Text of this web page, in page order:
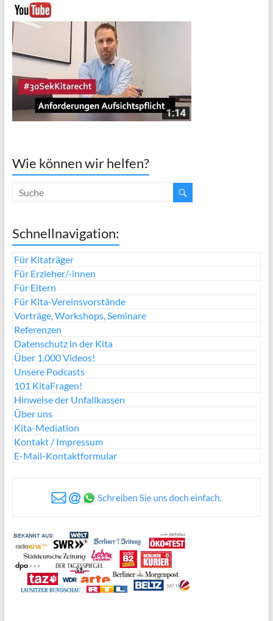
Wie können wir helfen?
Schnellnavigation:
Für Kitaträger
Für Erzieher/-innen
Für Eltern
Für Kita-Vereinsvorstände
Vorträge, Workshops, Seminare
Referenzen
Datenschutz in der Kita
Über 1.000 Videos!
Unsere Podcasts
101 KitaFragen!
Hinweise der Unfallkassen
Über uns
Kita-Mediation
Kontakt / Impressum
E-Mail-Kontaktformular